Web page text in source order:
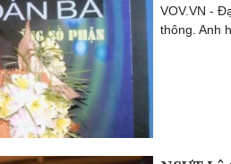
VOV.VN -
thông. Anh